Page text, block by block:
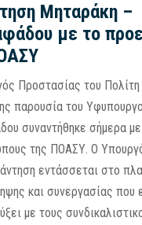
Μηταράκη –
με το
Προστασίας του
παρουσία του
συναντήθηκε σήμερα με
της ΠΟΑΣΥ. Ο
εντάσσεται στο
και συνεργασίας που
με τους